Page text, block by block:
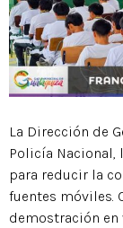
La Dirección de
Policía
para reducir la
fuentes móviles.
demostración en